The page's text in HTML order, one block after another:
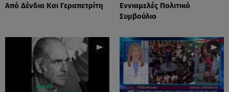
Από Δένδια Και Γεραπετρίτη
Εννιαμελές Πολιτικό
Συμβούλιο